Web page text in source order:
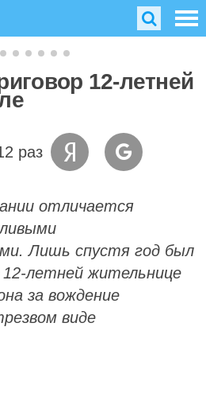
12-летней
раз
отличается
Лишь спустя год был
12-летней жительнице
за вождение
виде